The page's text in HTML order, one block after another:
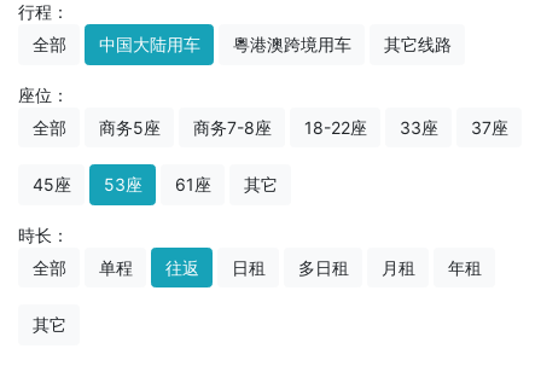
行程：
全部
中国大陆用车 粵港澳跨境用车 其它线路
座位：
全部
商务5座 商务7-8座 18-22座 33座 37座
45座 53座 61座 其它
時长：
全部
单程 往返 日租 多日租 月租 年租
其它